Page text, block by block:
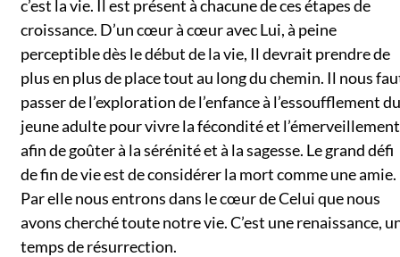
c’est la vie. Il est présent à chacune de ces étapes de
croissance. D’un cœur à cœur avec Lui, à peine
perceptible dès le début de la vie, Il devrait prendre de
plus en plus de place tout au long du chemin. Il nous
passer de l’exploration de l’enfance à l’essoufflement du
jeune adulte pour vivre la fécondité et l’émerveillement
afin de goûter à la sérénité et à la sagesse. Le grand défi
de fin de vie est de considérer la mort comme une amie.
Par elle nous entrons dans le cœur de Celui que nous
avons cherché toute notre vie. C’est une renaissance,
temps de résurrection.